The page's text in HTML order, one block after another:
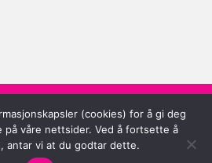
Vipps Klarna Visa MasterCard
KONTAKT OSS
OM PETZ
REKLAMASJON
FAQ
(cookies) for å gi deg
på våre nettsider. Ved å fortsette å
antar vi at du godtar dette.